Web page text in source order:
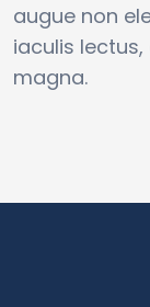
augue non
iaculis
magna.